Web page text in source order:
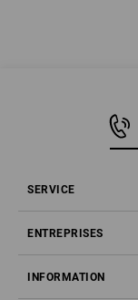
SERVICE
ENTREPRISES
INFORMATION